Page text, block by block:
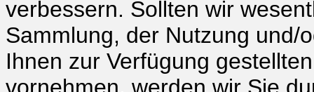
verbessern. Sollten wir
Sammlung, der Nutzung und/
Ihnen zur Verfügung